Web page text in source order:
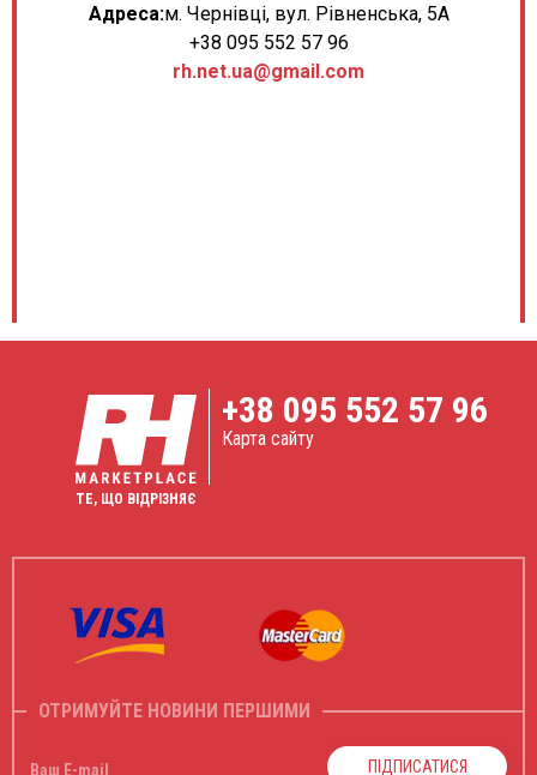
Адреса:м. Чернівці, вул. Рівненська, 5А
+38 095 552 57 96
rh.net.ua@gmail.com
ТЕ, ЩО ВІДРІЗНЯЄ
+38 095 552 57 96
Карта сайту
ОТРИМУЙТЕ НОВИНИ ПЕРШИМИ
Ваш E-mail ПІДПИСАТИСЯ